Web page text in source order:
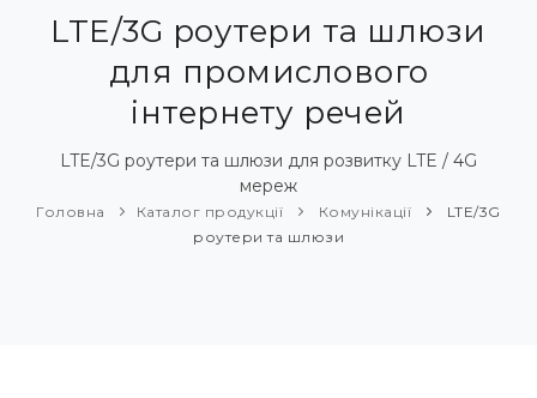
ПРО НАС
ПРИКЛАДИ ТА РІШЕННЯ
КАТАЛОГ ПРОДУКЦІЇ
НОВИНИ
LTE/3G роутери та шлюзи
для промислового
інтернету речей
LTE/3G роутери та шлюзи для розвитку LTE / 4G
мереж
Головна Каталог продукції Комунікації
LTE/3G
роутери та шлюзи